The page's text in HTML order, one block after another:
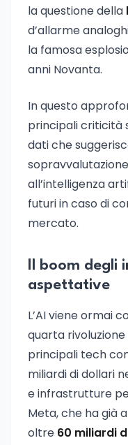
la questione della
d’allarme
la famosa
anni Novanta.
In questo
principali criticità
dati che
all’intelligenza
futuri in caso di
mercato.
Il boom degli
aspettative
L’AI viene ormai
quarta
principali tech
miliardi di dollari
e infrastrutture
Meta, che ha già
oltre 60 miliardi